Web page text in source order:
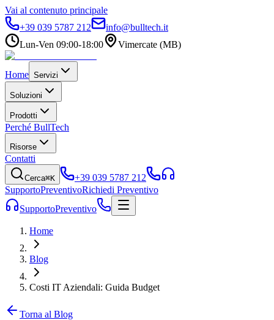
Vai al contenuto principale
+39 039 5787 212
info@bulltech.it
Lun-Ven 09:00-18:00
Vimercate (MB)
Home Servizi
Soluzioni
Prodotti
Perché BullTech
Risorse
Contatti
Cerca⌘K
+39 039 5787 212
SupportoPreventivoRichiedi Preventivo
SupportoPreventivo
Home
Blog
Costi IT Aziendali: Guida Budget
Torna al Blog